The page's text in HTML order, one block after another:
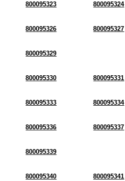
800095323 800095324
800095326 800095327
800095329
800095330 800095331
800095333 800095334
800095336 800095337
800095339
800095340 800095341